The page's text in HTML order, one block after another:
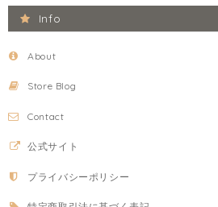
Info
About
Store Blog
Contact
公式サイト
プライバシーポリシー